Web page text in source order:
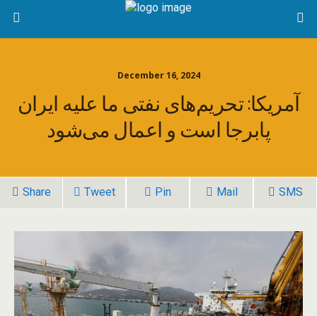
December 16, 2024
آمریکا: تحریم‌های نفتی ما علیه ایران
پابرجا است و اعمال می‌شود
Share Tweet Pin Mail SMS